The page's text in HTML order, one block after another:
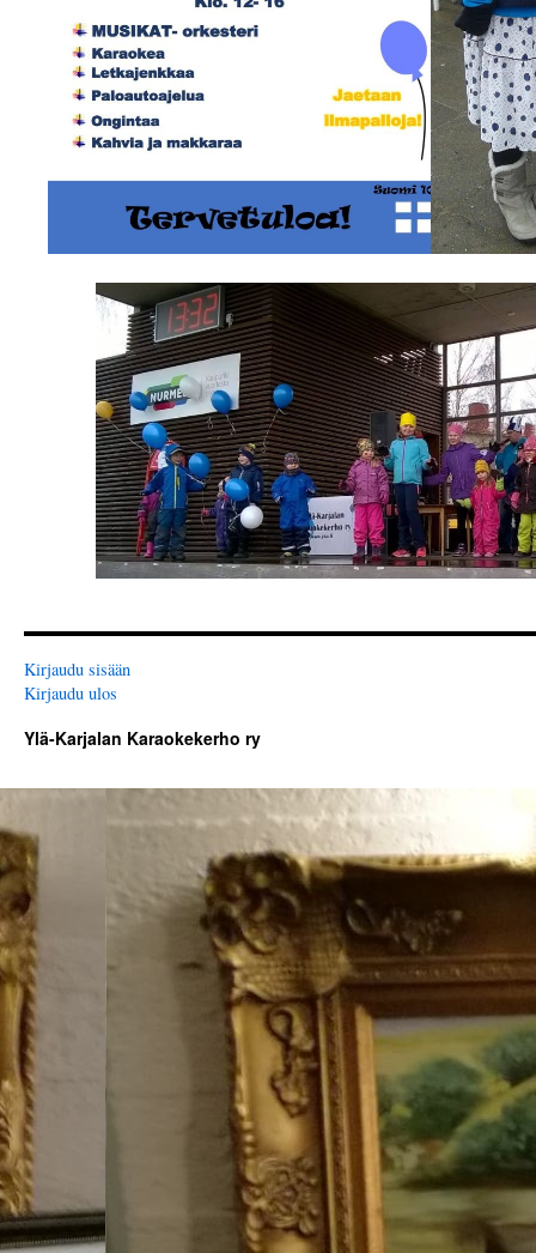
Kirjaudu sisään
Kirjaudu ulos
Ylä-Karjalan Karaokekerho ry